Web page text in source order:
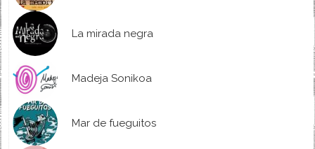
La mirada negra
Madeja Sonikoa
Mar de fueguitos